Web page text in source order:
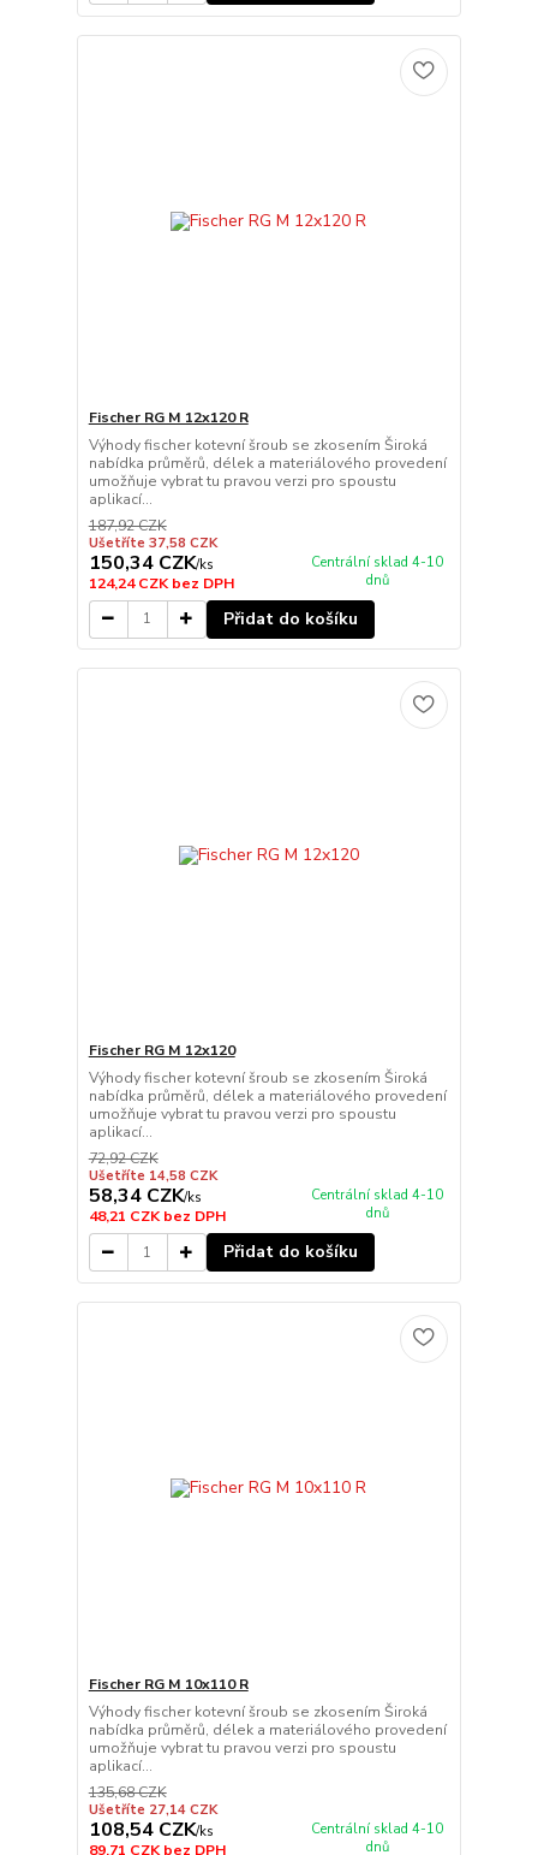
Fischer RG M 12x120 R
Výhody fischer kotevní šroub se zkosením Široká
nabídka průměrů, délek a materiálového provedení
umožňuje vybrat tu pravou verzi pro spoustu
aplikací...
187,92 CZK
Ušetříte 37,58 CZK
150,34 CZK/ks
124,24 CZKbez DPH
Centrální sklad 4-10
dnů
Přidat do košíku
Fischer RG M 12x120
Výhody fischer kotevní šroub se zkosením Široká
nabídka průměrů, délek a materiálového provedení
umožňuje vybrat tu pravou verzi pro spoustu
aplikací...
72,92 CZK
Ušetříte 14,58 CZK
58,34 CZK/ks
48,21 CZKbez DPH
Centrální sklad 4-10
dnů
Přidat do košíku
Fischer RG M 10x110 R
Výhody fischer kotevní šroub se zkosením Široká
nabídka průměrů, délek a materiálového provedení
umožňuje vybrat tu pravou verzi pro spoustu
aplikací...
135,68 CZK
Ušetříte 27,14 CZK
108,54 CZK/ks
89,71 CZKbez DPH
Centrální sklad 4-10
dnů